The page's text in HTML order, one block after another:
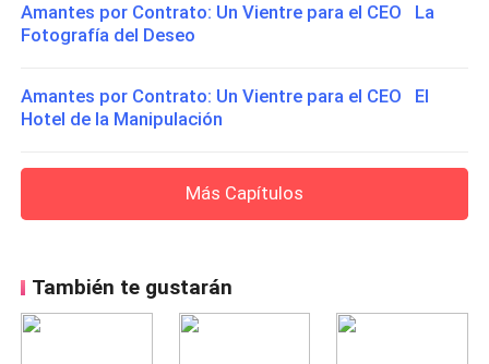
Amantes por Contrato: Un Vientre para el CEO La
Fotografía del Deseo
Amantes por Contrato: Un Vientre para el CEO El
Hotel de la Manipulación
Más Capítulos
También te gustarán